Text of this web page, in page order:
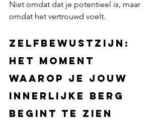
Niet omdat dat je potentieel is, maar
omdat het vertrouwd voelt.
Zelfbewustzijn:
het moment
waarop je jouw
innerlijke berg
begint te zien